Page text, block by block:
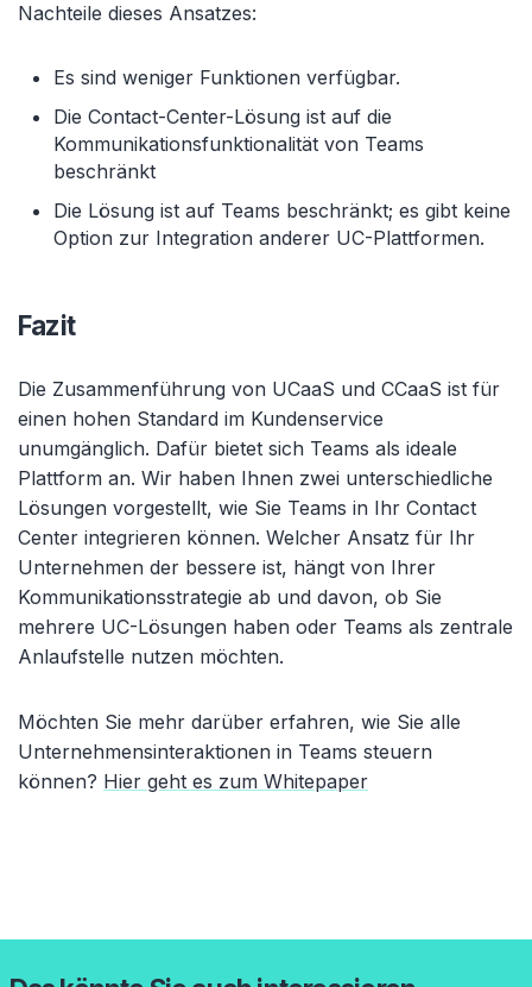
Nachteile dieses Ansatzes:
Es sind weniger Funktionen verfügbar.
Die Contact-Center-Lösung ist auf die
Kommunikationsfunktionalität von Teams
beschränkt
Die Lösung ist auf Teams beschränkt; es gibt keine
Option zur Integration anderer UC-Plattformen.
Fazit
Die Zusammenführung von UCaaS und CCaaS ist für
einen hohen Standard im Kundenservice
unumgänglich. Dafür bietet sich Teams als ideale
Plattform an. Wir haben Ihnen zwei unterschiedliche
Lösungen vorgestellt, wie Sie Teams in Ihr Contact
Center integrieren können. Welcher Ansatz für Ihr
Unternehmen der bessere ist, hängt von Ihrer
Kommunikationsstrategie ab und davon, ob Sie
mehrere UC-Lösungen haben oder Teams als zentrale
Anlaufstelle nutzen möchten.
Möchten Sie mehr darüber erfahren, wie Sie alle
Unternehmensinteraktionen in Teams steuern
können? Hier geht es zum Whitepaper